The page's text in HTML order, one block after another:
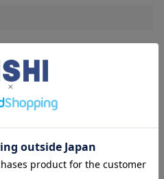
感がありドライタッチでまとわり
い、ベーシックなランニングパ